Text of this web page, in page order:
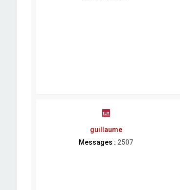
guillaume
Messages : 2507